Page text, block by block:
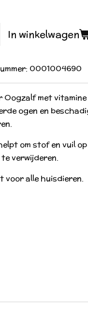
In winkelwagen
0001004690
Oogzalf met
ogen en
om stof en vuil
verwijderen.
voor alle huisdieren.